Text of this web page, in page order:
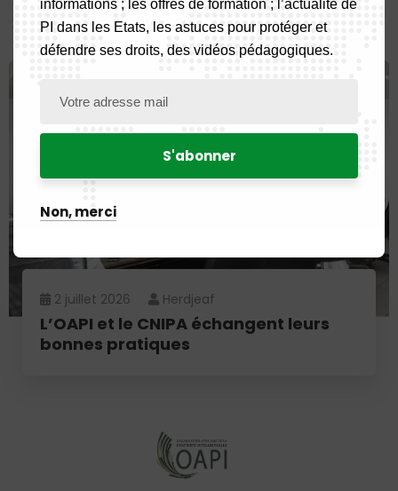
2 juillet 2026 Herdjeaf
L’OAPI et le CNIPA échangent leurs
bonnes pratiques
informations ; les offres de formation ; l’actualité de
PI dans les Etats, les astuces pour protéger et
défendre ses droits, des vidéos pédagogiques.
Non, merci